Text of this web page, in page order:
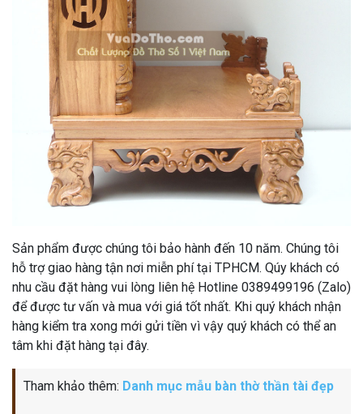
Sản phẩm được chúng tôi bảo hành đến 10 năm. Chúng tôi
hỗ trợ giao hàng tận nơi miễn phí tại TPHCM. Qúy khách có
nhu cầu đặt hàng vui lòng liên hệ Hotline 0389499196 (Zalo)
để được tư vấn và mua với giá tốt nhất. Khi quý khách nhận
hàng kiểm tra xong mới gửi tiền vì vậy quý khách có thể an
tâm khi đặt hàng tại đây.
Tham khảo thêm: Danh mục mẫu bàn thờ thần tài đẹp